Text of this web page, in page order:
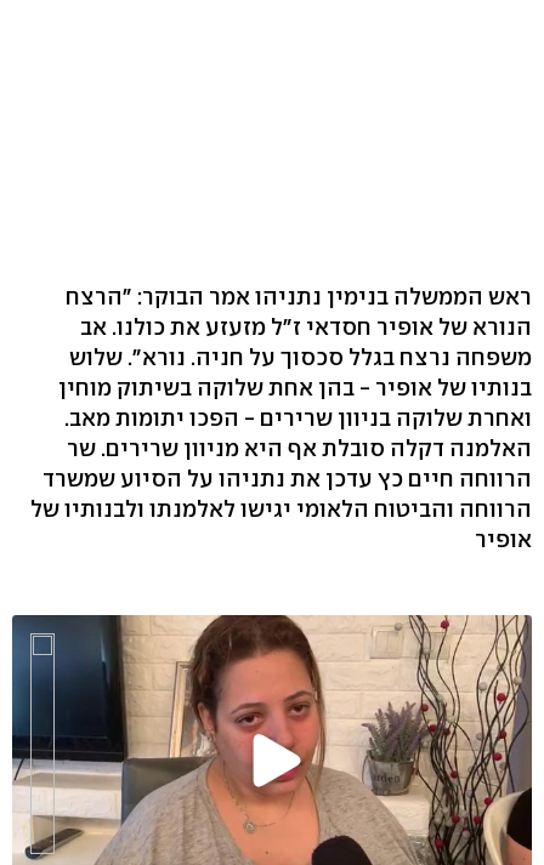
ראש הממשלה בנימין נתניהו אמר הבוקר: "הרצח
הנורא של אופיר חסדאי ז"ל מזעזע את כולנו. אב
משפחה נרצח בגלל סכסוך על חניה. נורא". שלוש
בנותיו של אופיר - בהן אחת שלוקה בשיתוק מוחין
ואחרת שלוקה בניוון שרירים - הפכו יתומות מאב.
האלמנה דקלה סובלת אף היא מניוון שרירים. שר
הרווחה חיים כץ עדכן את נתניהו על הסיוע שמשרד
הרווחה והביטוח הלאומי יגישו לאלמנתו ולבנותיו של
אופיר